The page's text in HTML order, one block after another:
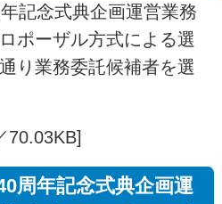
記念式典企画運営業務
ポーザル方式による選
り業務委託候補者を選
70.03KB]
周年記念式典企画運